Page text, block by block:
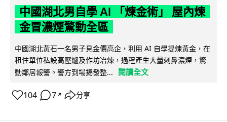
中國湖北男自學 AI 「煉金術」 屋內煉
金冒濃煙驚動全區
中國湖北黃石一名男子見金價高企，利用 AI 自學提煉黃金，在
租住單位私設高壓爐及作坊冶煉，過程產生大量刺鼻濃煙，驚
動鄰居報警。警方到場揭發整...
閱讀全文
104 7 ↗ 分享